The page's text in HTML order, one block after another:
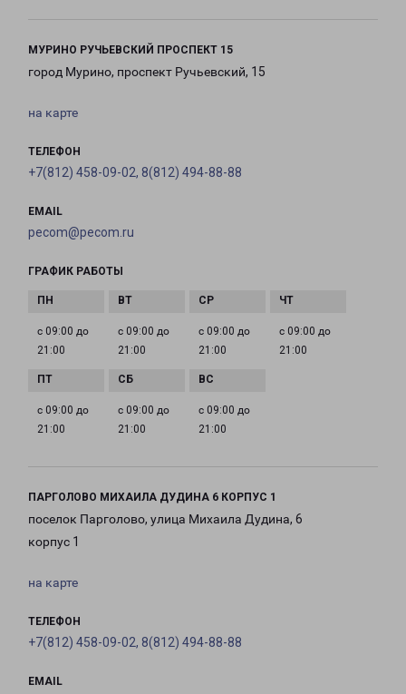
МУРИНО РУЧЬЕВСКИЙ ПРОСПЕКТ 15
город Мурино, проспект Ручьевский, 15
на карте
ТЕЛЕФОН
+7(812) 458-09-02, 8(812) 494-88-88
EMAIL
pecom@pecom.ru
ГРАФИК РАБОТЫ
с 09:00 до
21:00
с 09:00 до
21:00
с 09:00 до
21:00
с 09:00 до
21:00
с 09:00 до
21:00
с 09:00 до
21:00
с 09:00 до
21:00
ПАРГОЛОВО МИХАИЛА ДУДИНА 6 КОРПУС 1
поселок Парголово, улица Михаила Дудина, 6
корпус 1
на карте
ТЕЛЕФОН
+7(812) 458-09-02, 8(812) 494-88-88
EMAIL